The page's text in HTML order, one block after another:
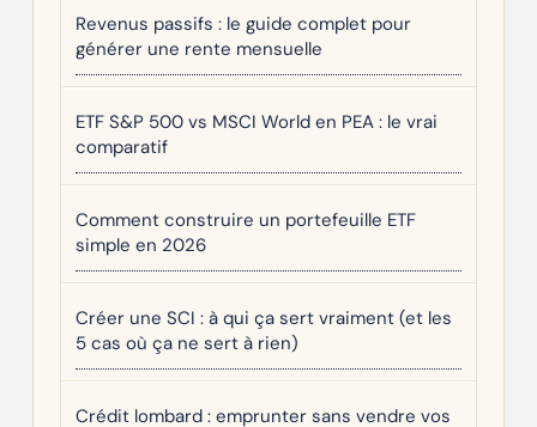
Revenus passifs : le guide complet pour
générer une rente mensuelle
ETF S&P 500 vs MSCI World en PEA : le vrai
comparatif
Comment construire un portefeuille ETF
simple en 2026
Créer une SCI : à qui ça sert vraiment (et les
5 cas où ça ne sert à rien)
Crédit lombard : emprunter sans vendre vos